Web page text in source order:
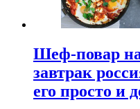
Шеф-повар
завтрак
его просто и